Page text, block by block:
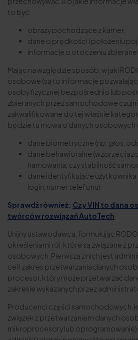
to być:
obrazy pochodzące z kamer,
dane o prędkości i położeniu
informacje o otoczeniu zbierane
Mając na względzie sposób, w jaki
osobowe (są to informacje
osoby fizycznej bezpośrednio lub
zbieranych przez samochodowe
zakwalifikowane do tej właśnie
będzie tu mowa o danych osobowych
dane biometryczne (np. głos,
dane behawioralne (wzorzec
hamowania, czy stabilność
dane identyfikujące użytkownika
login, numer telefonu).
Sprawdź również: Czy VIN to dana
twórców rozwiązań AutoTech
Unijny ustawodawca, formułując
określeniami ról, które są związane z
osobowych. Pierwszą z nich jest
cel i zakres przetwarzania danych
procesor, który może przetwarzać
zakresie wskazanych przez
Producenci części samochodowych,
związek z przetwarzaniem danych
mikroprocesory lub oprogramowanie)